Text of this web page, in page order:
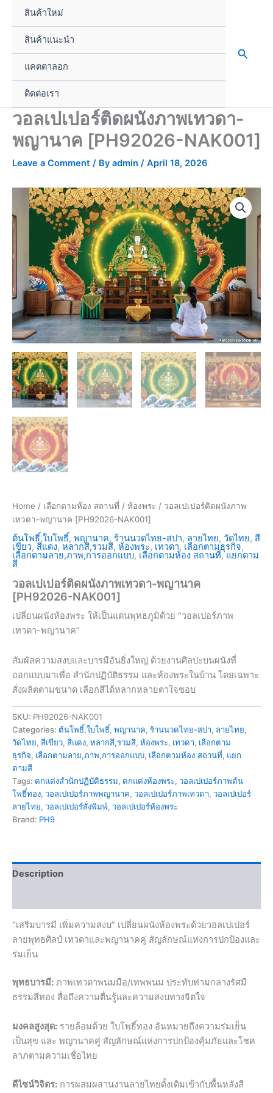
content
สินค้าใหม่
สินค้าแนะนำ
แคตตาลอก
ติดต่อเรา
Search
วอลเปเปอร์ติดผนังภาพเทวดา-
พญานาค [PH92026-NAK001]
Leave a Comment / By admin / April 18, 2026
Home / เลือกตามห้อง สถานที่ / ห้องพระ / วอลเปเปอร์ติดผนังภาพ
เทวดา-พญานาค [PH92026-NAK001]
ต้นโพธิ์,ใบโพธิ์, พญานาค, ร้านนวดไทย-สปา, ลายไทย, วัดไทย, สี
เขียว, สีแดง, หลากสี,รวมสี, ห้องพระ, เทวดา,เลือกตามธุรกิจ,
เลือกตามลาย,ภาพ,การออกแบบ, เลือกตามห้อง สถานที่,แยกตาม
สี
วอลเปเปอร์ติดผนังภาพเทวดา-พญานาค
[PH92026-NAK001]
เปลี่ยนผนังห้องพระ ให้เป็นแดนพุทธภูมิด้วย “วอลเปอร์ภาพ
เทวดา-พญานาค”
สัมผัสความสงบและบารมีอันยิ่งใหญ่ ด้วยงานศิลปะบนผนังที่
ออกแบบมาเพื่อ สำนักปฏิบัติธรรม และห้องพระในบ้าน โดยเฉพาะ
สั่งผลิตตามขนาด เลือกสีได้หลากหลายตาใจชอบ
SKU: PH92026-NAK001
Categories: ต้นโพธิ์,ใบโพธิ์, พญานาค, ร้านนวดไทย-สปา, ลายไทย,
วัดไทย, สีเขียว, สีแดง, หลากสี,รวมสี, ห้องพระ, เทวดา, เลือกตาม
ธุรกิจ, เลือกตามลาย,ภาพ,การออกแบบ, เลือกตามห้อง สถานที่, แยก
ตามสี
Tags: ตกแต่งสำนักปฏิบัติธรรม, ตกแต่งห้องพระ, วอลเปเปอร์ภาพต้น
โพธิ์ทอง, วอลเปเปอร์ภาพพญานาค, วอลเปเปอร์ภาพเทวดา, วอลเปเปอร์
ลายไทย, วอลเปเปอร์สั่งพิมพ์, วอลเปเปอร์ห้องพระ
Brand: PH9
Description
“เสริมบารมี เพิ่มความสงบ” เปลี่ยนผนังห้องพระด้วยวอลเปเปอร์
ลายพุทธศิลป์ เทวดาและพญานาคคู่ สัญลักษณ์แห่งการปกป้องและ
ร่มเย็น
พุทธบารมี: ภาพเทวดาพนมมือ/เทพพนม ประทับท่ามกลางรัศมี
ธรรมสีทอง สื่อถึงความตื่นรู้และความสงบทางจิตใจ
มงคลสูงสุด: รายล้อมด้วย ใบโพธิ์ทอง อันหมายถึงความร่มเย็น
เป็นสุข และ พญานาคคู่ สัญลักษณ์แห่งการปกป้องคุ้มภัยและโชค
ลาภตามความเชื่อไทย
ดีไซน์วิจิตร: การผสมผสานงานลายไทยดั้งเดิมเข้ากับพื้นหลังสี